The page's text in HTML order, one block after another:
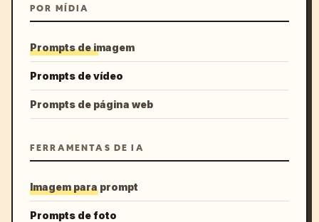
POR MÍDIA
Prompts de imagem
Prompts de vídeo
Prompts de página web
FERRAMENTAS DE IA
Imagem para prompt
Prompts de foto